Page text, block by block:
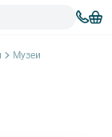
Музеи